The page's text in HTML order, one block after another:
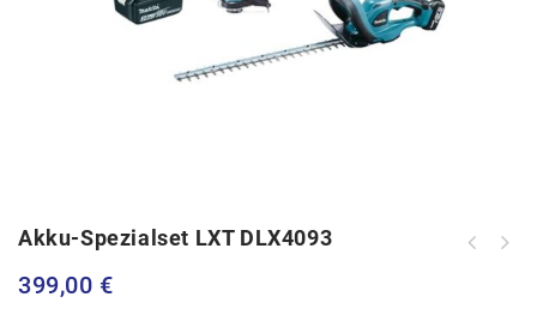
Akku-Spezialset LXT DLX4093
399,00 €